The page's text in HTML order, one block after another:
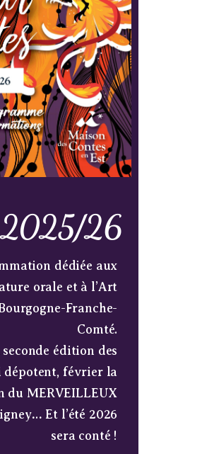
2025/26
dédiée aux
orale et à l’Art
Franche-
Comté.
édition des
dépotent, février la
du MERVEILLEUX
Et l’été 2026
sera conté !